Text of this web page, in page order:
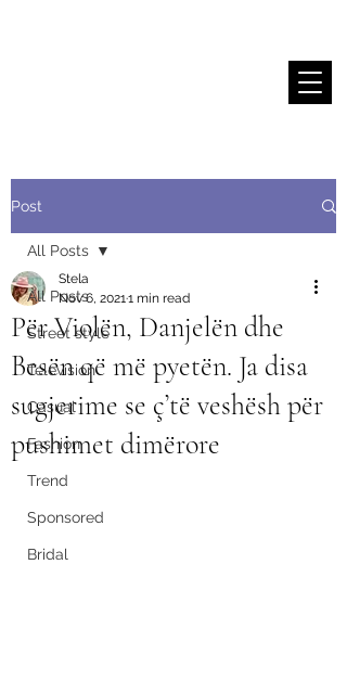
Post
All Posts
Street style
Television
Casual
Fashion
Trend
Sponsored
Bridal
All Posts
Për Violën, Danjelën dhe
Besën që më pyetën. Ja disa
sugjerime se ç’të veshësh për
pushimet dimërore
Stela
Nov 6, 20211 min read